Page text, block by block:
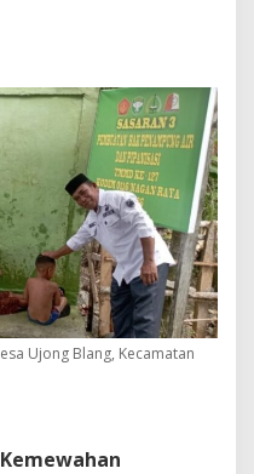
Ujong Blang, Kecamatan